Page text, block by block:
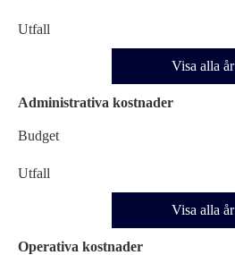
Utfall
Visa alla år
Administrativa kostnader
Budget
Utfall
Visa alla år
Operativa kostnader